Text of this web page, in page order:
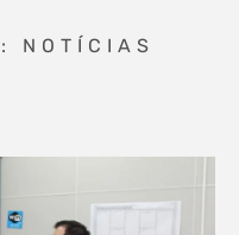
NOTÍCIAS